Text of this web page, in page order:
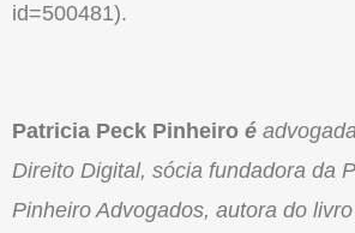
id=500481).
Patricia Peck Pinheiro é
Direito Digital, sócia fundadora da
Pinheiro Advogados, autora do livro